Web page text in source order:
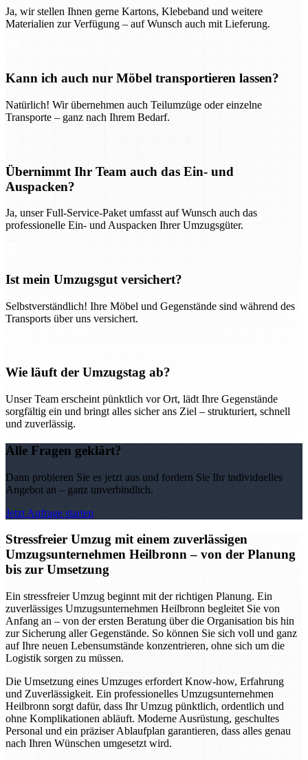
Ja, wir stellen Ihnen gerne Kartons, Klebeband und weitere
Materialien zur Verfügung – auf Wunsch auch mit Lieferung.
Kann ich auch nur Möbel transportieren lassen?
Natürlich! Wir übernehmen auch Teilumzüge oder einzelne
Transporte – ganz nach Ihrem Bedarf.
Übernimmt Ihr Team auch das Ein- und
Auspacken?
Ja, unser Full-Service-Paket umfasst auf Wunsch auch das
professionelle Ein- und Auspacken Ihrer Umzugsgüter.
Ist mein Umzugsgut versichert?
Selbstverständlich! Ihre Möbel und Gegenstände sind während des
Transports über uns versichert.
Wie läuft der Umzugstag ab?
Unser Team erscheint pünktlich vor Ort, lädt Ihre Gegenstände
sorgfältig ein und bringt alles sicher ans Ziel – strukturiert, schnell
und zuverlässig.
Alle Fragen geklärt?
Dann probieren Sie es jetzt aus und fordern Sie Ihr individuelles
Angebot an – ganz unverbindlich.
Jetzt Anfrage starten
Stressfreier Umzug mit einem zuverlässigen
Umzugsunternehmen Heilbronn – von der Planung
bis zur Umsetzung
Ein stressfreier Umzug beginnt mit der richtigen Planung. Ein
zuverlässiges Umzugsunternehmen Heilbronn begleitet Sie von
Anfang an – von der ersten Beratung über die Organisation bis hin
zur Sicherung aller Gegenstände. So können Sie sich voll und ganz
auf Ihre neuen Lebensumstände konzentrieren, ohne sich um die
Logistik sorgen zu müssen.
Die Umsetzung eines Umzuges erfordert Know-how, Erfahrung
und Zuverlässigkeit. Ein professionelles Umzugsunternehmen
Heilbronn sorgt dafür, dass Ihr Umzug pünktlich, ordentlich und
ohne Komplikationen abläuft. Moderne Ausrüstung, geschultes
Personal und ein präziser Ablaufplan garantieren, dass alles genau
nach Ihren Wünschen umgesetzt wird.